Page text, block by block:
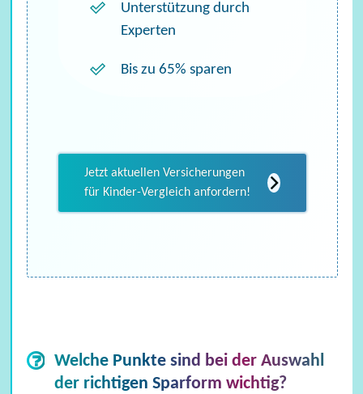
Unterstützung durch
Experten
Bis zu 65% sparen
Jetzt aktuellen Versicherungen
für Kinder-Vergleich anfordern!
Welche Punkte sind bei der Auswahl
der richtigen Sparform wichtig?